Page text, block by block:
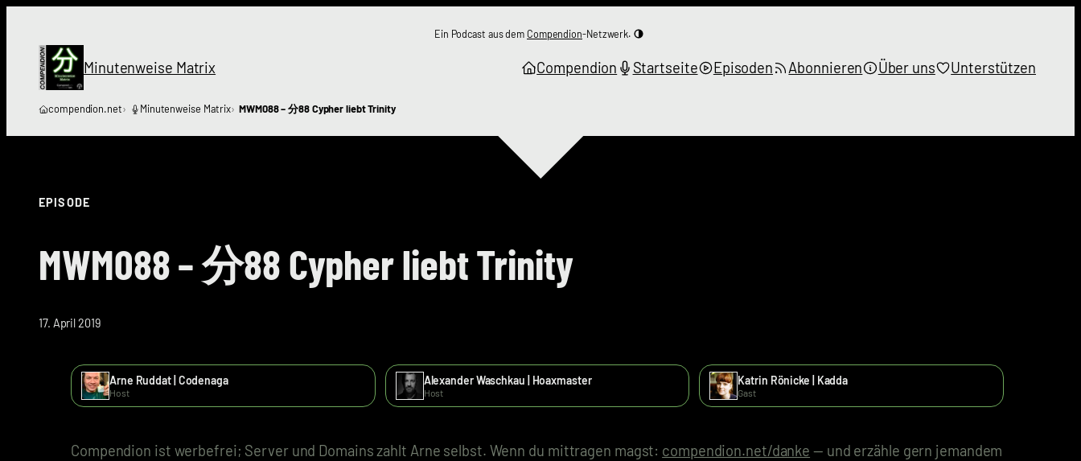
springen
Ein Podcast aus dem Compendion-Netzwerk.
Minutenweise Matrix Compendion Startseite Episoden Abonnieren Über uns Unterstützen
compendion.net Minutenweise Matrix MWM088 – 分88 Cypher liebt Trinity
EPISODE
MWM088 – 分88 Cypher liebt Trinity
17. April 2019
Arne Ruddat | Codenaga
Host
Alexander Waschkau | Hoaxmaster
Host
Katrin Rönicke | Kadda
Gast
Compendion ist werbefrei; Server und Domains zahlt Arne selbst. Wenn du mittragen magst: compendion.net/danke — und erzähle gern jemandem